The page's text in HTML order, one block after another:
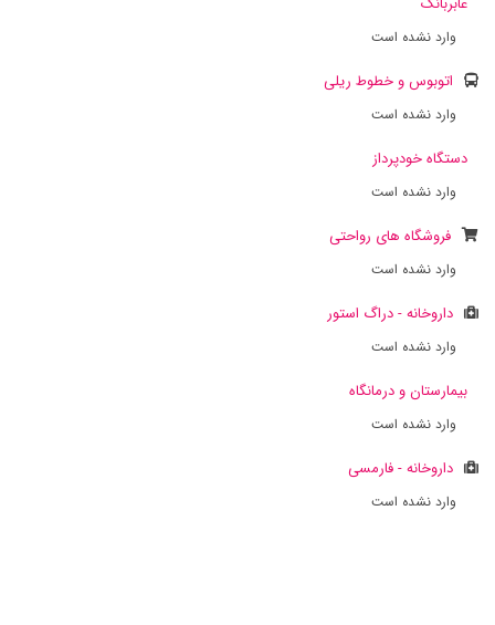
وارد نشده است
اتوبوس و خطوط ریلی
وارد نشده است
دستگاه خودپرداز
وارد نشده است
فروشگاه های رواحتی
وارد نشده است
داروخانه - دراگ استور
وارد نشده است
بیمارستان و درمانگاه
وارد نشده است
داروخانه - فارمسی
وارد نشده است